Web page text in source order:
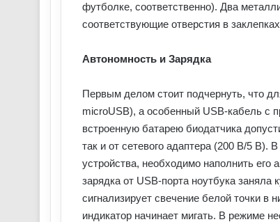
футболке, соответственно). Два
соответствующие отверстия в
Автономность и Зарядка
Первым делом стоит подчернуть, что
microUSB), а особенный USB-кабель с
встроенную батарею биодатчика
так и от сетевого адаптера (200 В/5 В).
устройства, необходимо наполнить его
зарядка от USB-порта ноутбука
сигнализирует свечение белой точки в
индикатор начинает мигать. В режиме